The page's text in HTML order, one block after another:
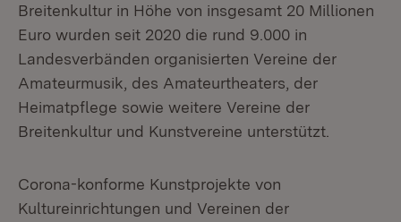
Breitenkultur in Höhe von insgesamt 20 Millionen
Euro wurden seit 2020 die rund 9.000 in
Landesverbänden organisierten Vereine der
Amateurmusik, des Amateurtheaters, der
Heimatpflege sowie weitere Vereine der
Breitenkultur und Kunstvereine unterstützt.
Corona-konforme Kunstprojekte von
Kultureinrichtungen und Vereinen der